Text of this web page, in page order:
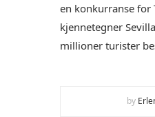
en konkurranse for
kjennetegner
millioner turister
by